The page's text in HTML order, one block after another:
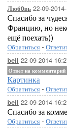
Люб0вь 22-09-
Спасибо за
Францию, но
ещё поехать))
Обратиться -
beil 22-09-2014-
Ответ на комментарий
Картинка
Обратиться -
beil 22-09-2014-
Спасибо за
Обратиться -